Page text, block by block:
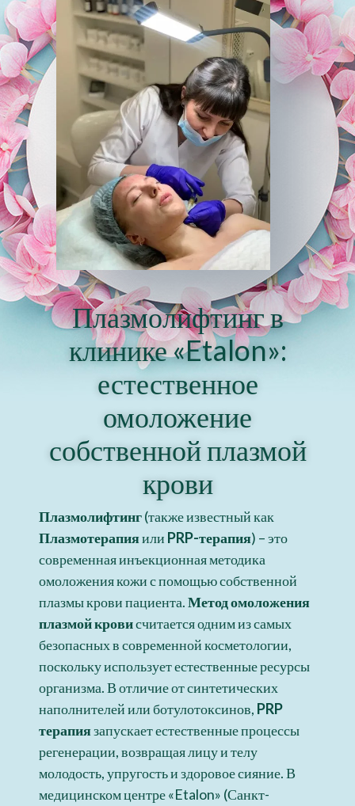
Плазмолифтинг в
клинике «Etalon»:
естественное
омоложение
собственной плазмой
крови
Плазмолифтинг(также известный как
Плазмотерапияили PRP-терапия) – это
современная инъекционная методика
омоложения кожи с помощью собственной
плазмы крови пациента.Метод омоложения
плазмой кровисчитается одним из самых
безопасных в современной косметологии,
поскольку использует естественные ресурсы
организма. В отличие от синтетических
наполнителей или ботулотоксинов, PRP
терапиязапускает естественные процессы
регенерации, возвращая лицу и телу
молодость, упругость и здоровое сияние. В
медицинском центре «Etalon» (Санкт-